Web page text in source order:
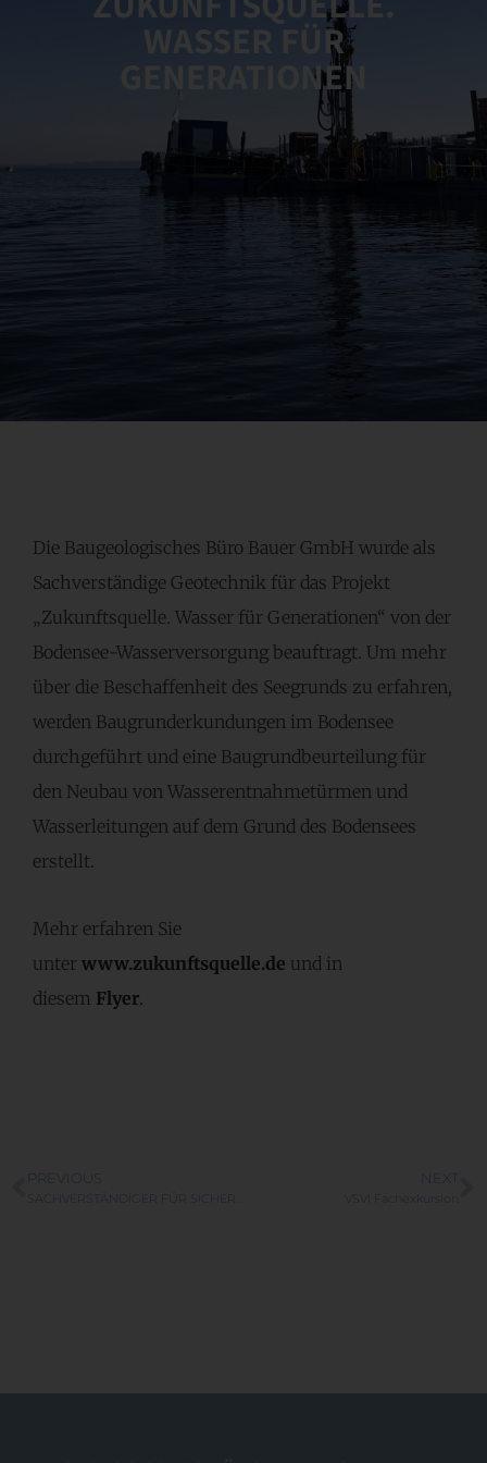
WASSER FÜR
GENERATIONEN
Die Baugeologisches Büro Bauer GmbH wurde als
Sachverständige Geotechnik für das Projekt
„Zukunftsquelle. Wasser für Generationen“ von der
Bodensee-Wasserversorgung beauftragt. Um mehr
über die Beschaffenheit des Seegrunds zu erfahren,
werden Baugrunderkundungen im Bodensee
durchgeführt und eine Baugrundbeurteilung für
den Neubau von Wasserentnahmetürmen und
Wasserleitungen auf dem Grund des Bodensees
erstellt.
Mehr erfahren Sie
unter www.zukunftsquelle.de und in
diesem Flyer.
PREVIOUS NEXT
VSVI Fachexkursion